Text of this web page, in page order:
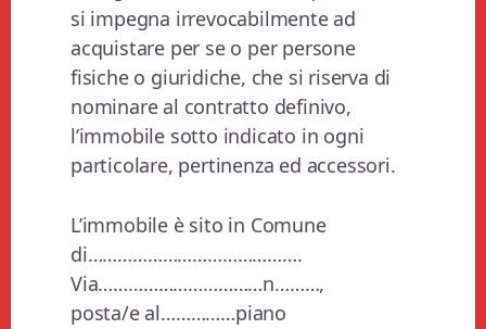
si impegna irrevocabilmente ad
acquistare per se o per persone
fisiche o giuridiche, che si riserva di
nominare al contratto definivo,
l’immobile sotto indicato in ogni
particolare, pertinenza ed accessori.
L’immobile è sito in Comune
di…………………………………….
Via……………………………n………,
posta/e al……………piano